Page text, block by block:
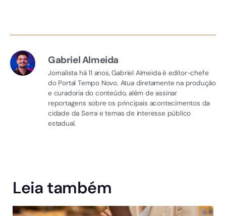
Gabriel Almeida
Jornalista há 11 anos, Gabriel Almeida é editor-chefe
do Portal Tempo Novo. Atua diretamente na produção
e curadoria do conteúdo, além de assinar
reportagens sobre os principais acontecimentos da
cidade da Serra e temas de interesse público
estadual.
Leia também